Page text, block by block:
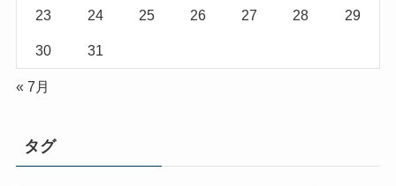
23 24 25 26 27 28 29
30 31
« 7月
タグ